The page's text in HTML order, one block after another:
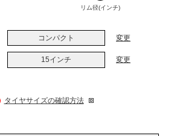
リム径(インチ)
コンパクト 変更
15インチ 変更
タイヤサイズの確認方法